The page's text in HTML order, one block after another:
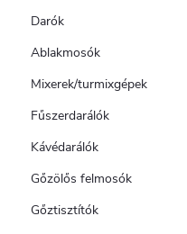
Darók
Ablakmosók
Mixerek/turmixgépek
Fűszerdarálók
Kávédarálók
Gőzölős felmosók
Gőztisztítók